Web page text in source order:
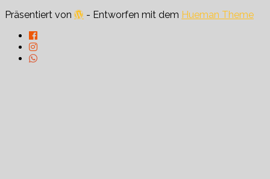
Präsentiert von
- Entworfen mit dem Hueman Theme